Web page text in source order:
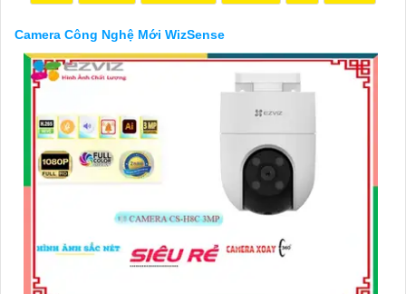
Camera Công Nghệ Mới WizSense